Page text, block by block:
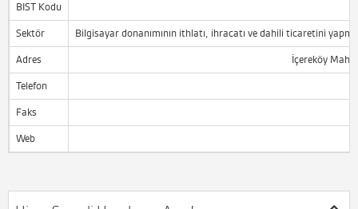
BIST Kodu
Sektör Bilgisayar donanımının ithlatı, ihracatı ve dahili ticaretini
Adres İçereköy Mah.
Telefon
Faks
Web